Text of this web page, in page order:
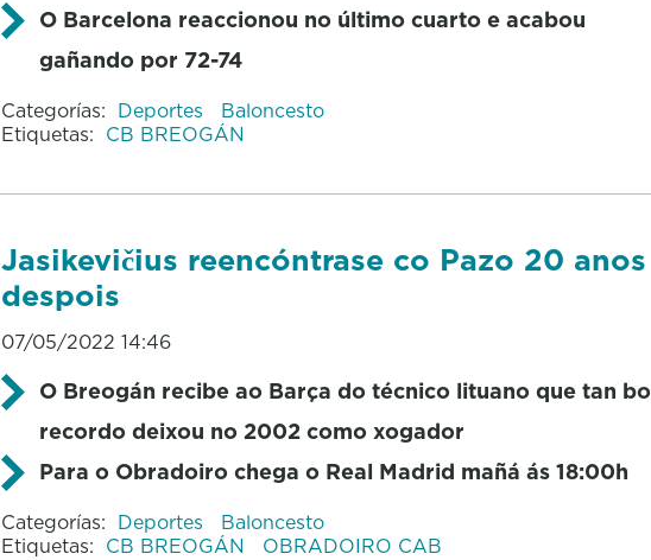
O Barcelona reaccionou no último cuarto e acabou
gañando por 72-74
Categorías: Deportes
Baloncesto
Etiquetas: CB BREOGÁN
Jasikevičius reencóntrase co Pazo 20 anos
despois
07/05/2022 14:46
O Breogán recibe ao Barça do técnico lituano que tan bo
recordo deixou no 2002 como xogador
Para o Obradoiro chega o Real Madrid mañá ás 18:00h
Categorías: Deportes
Baloncesto
Etiquetas: CB BREOGÁN OBRADOIRO CAB